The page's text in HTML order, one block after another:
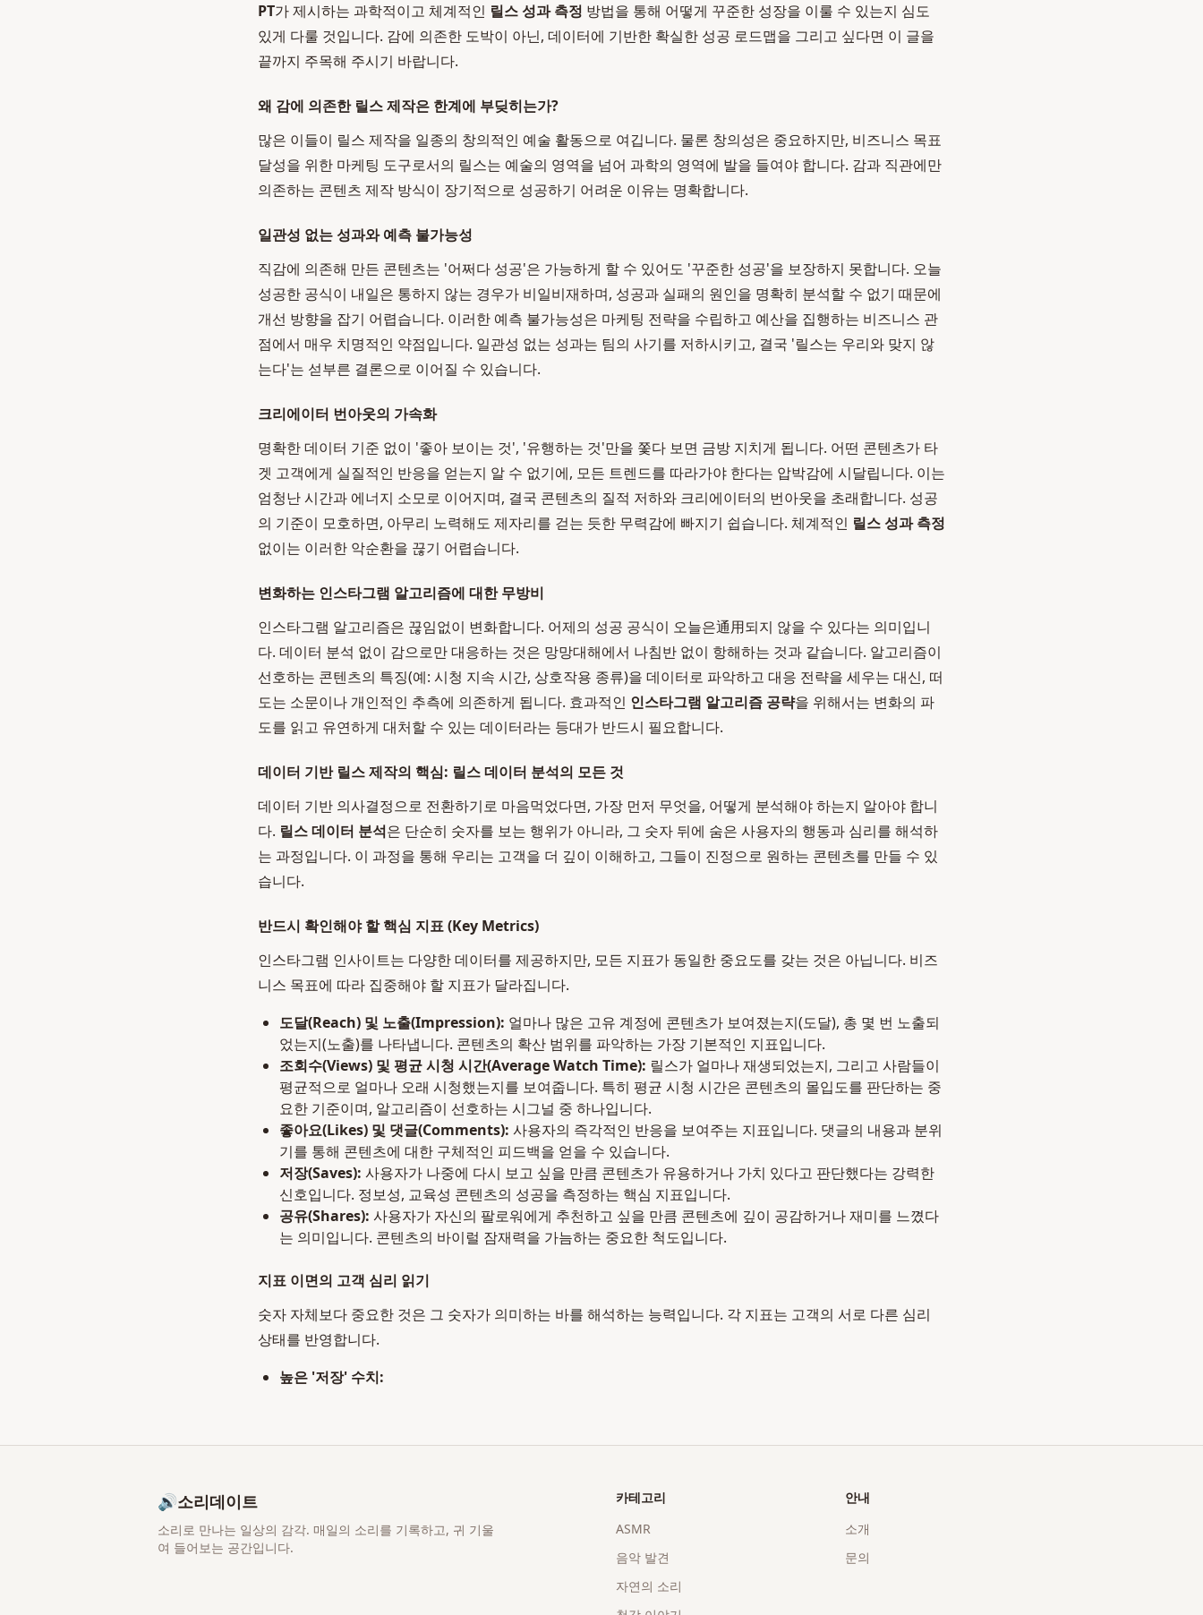
PT가 제시하는 과학적이고 체계적인 릴스 성과 측정 방법을 통해 어떻게 꾸준한 성장을 이룰 수 있는지 심도
있게 다룰 것입니다. 감에 의존한 도박이 아닌, 데이터에 기반한 확실한 성공 로드맵을 그리고 싶다면 이 글을
끝까지 주목해 주시기 바랍니다.
왜 감에 의존한 릴스 제작은 한계에 부딪히는가?
많은 이들이 릴스 제작을 일종의 창의적인 예술 활동으로 여깁니다. 물론 창의성은 중요하지만, 비즈니스 목표
달성을 위한 마케팅 도구로서의 릴스는 예술의 영역을 넘어 과학의 영역에 발을 들여야 합니다. 감과 직관에만
의존하는 콘텐츠 제작 방식이 장기적으로 성공하기 어려운 이유는 명확합니다.
일관성 없는 성과와 예측 불가능성
직감에 의존해 만든 콘텐츠는 '어쩌다 성공'은 가능하게 할 수 있어도 '꾸준한 성공'을 보장하지 못합니다. 오늘
성공한 공식이 내일은 통하지 않는 경우가 비일비재하며, 성공과 실패의 원인을 명확히 분석할 수 없기 때문에
개선 방향을 잡기 어렵습니다. 이러한 예측 불가능성은 마케팅 전략을 수립하고 예산을 집행하는 비즈니스 관
점에서 매우 치명적인 약점입니다. 일관성 없는 성과는 팀의 사기를 저하시키고, 결국 '릴스는 우리와 맞지 않
는다'는 섣부른 결론으로 이어질 수 있습니다.
크리에이터 번아웃의 가속화
명확한 데이터 기준 없이 '좋아 보이는 것', '유행하는 것'만을 쫓다 보면 금방 지치게 됩니다. 어떤 콘텐츠가 타
겟 고객에게 실질적인 반응을 얻는지 알 수 없기에, 모든 트렌드를 따라가야 한다는 압박감에 시달립니다. 이는
엄청난 시간과 에너지 소모로 이어지며, 결국 콘텐츠의 질적 저하와 크리에이터의 번아웃을 초래합니다. 성공
의 기준이 모호하면, 아무리 노력해도 제자리를 걷는 듯한 무력감에 빠지기 쉽습니다. 체계적인 릴스 성과 측정
없이는 이러한 악순환을 끊기 어렵습니다.
변화하는 인스타그램 알고리즘에 대한 무방비
인스타그램 알고리즘은 끊임없이 변화합니다. 어제의 성공 공식이 오늘은通用되지 않을 수 있다는 의미입니
다. 데이터 분석 없이 감으로만 대응하는 것은 망망대해에서 나침반 없이 항해하는 것과 같습니다. 알고리즘이
선호하는 콘텐츠의 특징(예: 시청 지속 시간, 상호작용 종류)을 데이터로 파악하고 대응 전략을 세우는 대신, 떠
도는 소문이나 개인적인 추측에 의존하게 됩니다. 효과적인 인스타그램 알고리즘 공략을 위해서는 변화의 파
도를 읽고 유연하게 대처할 수 있는 데이터라는 등대가 반드시 필요합니다.
데이터 기반 릴스 제작의 핵심: 릴스 데이터 분석의 모든 것
데이터 기반 의사결정으로 전환하기로 마음먹었다면, 가장 먼저 무엇을, 어떻게 분석해야 하는지 알아야 합니
다. 릴스 데이터 분석은 단순히 숫자를 보는 행위가 아니라, 그 숫자 뒤에 숨은 사용자의 행동과 심리를 해석하
는 과정입니다. 이 과정을 통해 우리는 고객을 더 깊이 이해하고, 그들이 진정으로 원하는 콘텐츠를 만들 수 있
습니다.
반드시 확인해야 할 핵심 지표 (Key Metrics)
인스타그램 인사이트는 다양한 데이터를 제공하지만, 모든 지표가 동일한 중요도를 갖는 것은 아닙니다. 비즈
니스 목표에 따라 집중해야 할 지표가 달라집니다.
도달(Reach) 및 노출(Impression): 얼마나 많은 고유 계정에 콘텐츠가 보여졌는지(도달), 총 몇 번 노출되
었는지(노출)를 나타냅니다. 콘텐츠의 확산 범위를 파악하는 가장 기본적인 지표입니다.
조회수(Views) 및 평균 시청 시간(Average Watch Time): 릴스가 얼마나 재생되었는지, 그리고 사람들이
평균적으로 얼마나 오래 시청했는지를 보여줍니다. 특히 평균 시청 시간은 콘텐츠의 몰입도를 판단하는 중
요한 기준이며, 알고리즘이 선호하는 시그널 중 하나입니다.
좋아요(Likes) 및 댓글(Comments): 사용자의 즉각적인 반응을 보여주는 지표입니다. 댓글의 내용과 분위
기를 통해 콘텐츠에 대한 구체적인 피드백을 얻을 수 있습니다.
저장(Saves): 사용자가 나중에 다시 보고 싶을 만큼 콘텐츠가 유용하거나 가치 있다고 판단했다는 강력한
신호입니다. 정보성, 교육성 콘텐츠의 성공을 측정하는 핵심 지표입니다.
공유(Shares): 사용자가 자신의 팔로워에게 추천하고 싶을 만큼 콘텐츠에 깊이 공감하거나 재미를 느꼈다
는 의미입니다. 콘텐츠의 바이럴 잠재력을 가늠하는 중요한 척도입니다.
지표 이면의 고객 심리 읽기
숫자 자체보다 중요한 것은 그 숫자가 의미하는 바를 해석하는 능력입니다. 각 지표는 고객의 서로 다른 심리
상태를 반영합니다.
높은 '저장' 수치:
🔊소리데이트
소리로 만나는 일상의 감각. 매일의 소리를 기록하고, 귀 기울
여 들어보는 공간입니다.
카테고리
ASMR
음악 발견
자연의 소리
안내
소개
문의